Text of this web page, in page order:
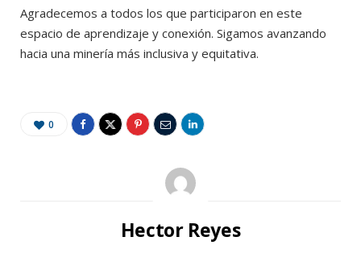
Agradecemos a todos los que participaron en este
espacio de aprendizaje y conexión. Sigamos avanzando
hacia una minería más inclusiva y equitativa.
0
Hector Reyes